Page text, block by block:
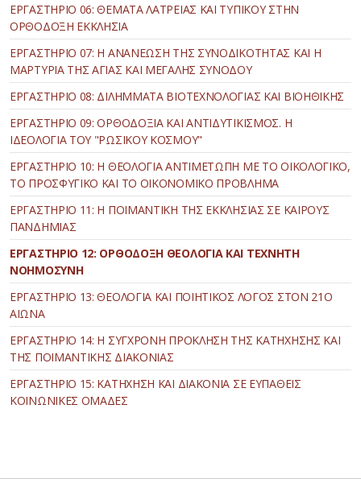
ΕΡΓΑΣΤΗΡΙΟ 06: ΘΕΜΑΤΑ ΛΑΤΡΕΙΑΣ ΚΑΙ ΤΥΠΙΚΟΥ ΣΤΗΝ
ΟΡΘΟΔΟΞΗ ΕΚΚΛΗΣΙΑ
ΕΡΓΑΣΤΗΡΙΟ 07: Η ΑΝΑΝΕΩΣΗ ΤΗΣ ΣΥΝΟΔΙΚΟΤΗΤΑΣ ΚΑΙ Η
ΜΑΡΤΥΡΙΑ ΤΗΣ ΑΓΙΑΣ ΚΑΙ ΜΕΓΑΛΗΣ ΣΥΝΟΔΟΥ
ΕΡΓΑΣΤΗΡΙΟ 08: ΔΙΛΗΜΜΑΤΑ ΒΙΟΤΕΧΝΟΛΟΓΙΑΣ ΚΑΙ ΒΙΟΗΘΙΚΗΣ
ΕΡΓΑΣΤΗΡΙΟ 09: ΟΡΘΟΔΟΞΙΑ ΚΑΙ ΑΝΤΙΔΥΤΙΚΙΣΜΟΣ. Η
ΙΔΕΟΛΟΓΙΑ ΤΟΥ "ΡΩΣΙΚΟΥ ΚΟΣΜΟΥ"
ΕΡΓΑΣΤΗΡΙΟ 10: Η ΘΕΟΛΟΓΙΑ ΑΝΤΙΜΕΤΩΠΗ ΜΕ ΤΟ ΟΙΚΟΛΟΓΙΚΟ,
ΤΟ ΠΡΟΣΦΥΓΙΚΟ ΚΑΙ ΤΟ ΟΙΚΟΝΟΜΙΚΟ ΠΡΟΒΛΗΜΑ
ΕΡΓΑΣΤΗΡΙΟ 11: Η ΠΟΙΜΑΝΤΙΚΗ ΤΗΣ ΕΚΚΛΗΣΙΑΣ ΣΕ ΚΑΙΡΟΥΣ
ΠΑΝΔΗΜΙΑΣ
ΕΡΓΑΣΤΗΡΙΟ 12: ΟΡΘΟΔΟΞΗ ΘΕΟΛΟΓΙΑ ΚΑΙ ΤΕΧΝΗΤΗ
ΝΟΗΜΟΣΥΝΗ
ΕΡΓΑΣΤΗΡΙΟ 13: ΘΕΟΛΟΓΙΑ ΚΑΙ ΠΟΙΗΤΙΚΟΣ ΛΟΓΟΣ ΣΤΟΝ 21Ο
ΑΙΩΝΑ
ΕΡΓΑΣΤΗΡΙΟ 14: Η ΣΥΓΧΡΟΝΗ ΠΡΟΚΛΗΣΗ ΤΗΣ ΚΑΤΗΧΗΣΗΣ ΚΑΙ
ΤΗΣ ΠΟΙΜΑΝΤΙΚΗΣ ΔΙΑΚΟΝΙΑΣ
ΕΡΓΑΣΤΗΡΙΟ 15: ΚΑΤΗΧΗΣΗ ΚΑΙ ΔΙΑΚΟΝΙΑ ΣΕ ΕΥΠΑΘΕΙΣ
ΚΟΙΝΩΝΙΚΕΣ ΟΜΑΔΕΣ